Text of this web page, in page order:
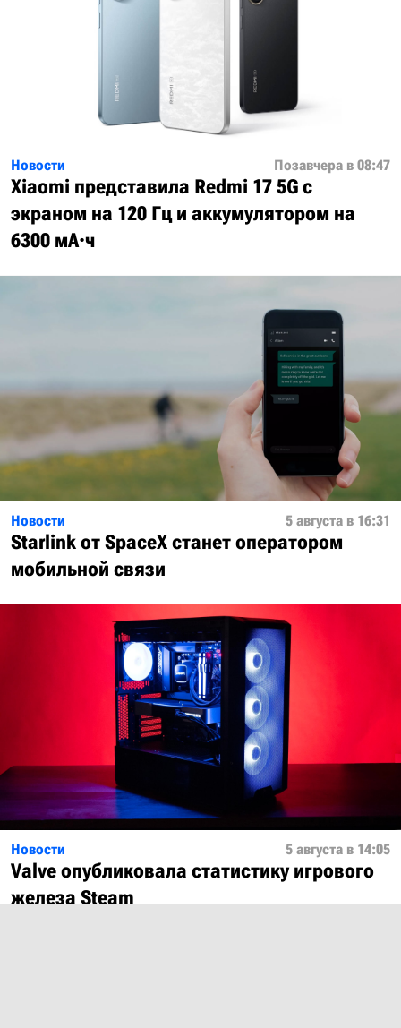
Новости Позавчера в 08:47
Xiaomi представила Redmi 17 5G с
экраном на 120 Гц и аккумулятором на
6300 мА·ч
Новости 5 августа в 16:31
Starlink от SpaceX станет оператором
мобильной связи
Новости 5 августа в 14:05
Valve опубликовала статистику игрового
железа Steam